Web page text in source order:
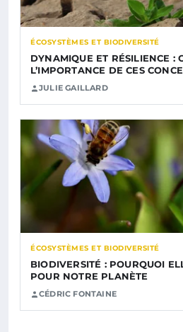
ÉCOSYSTÈMES ET BIODIVERSITÉ
DYNAMIQUE ET RÉSILIENCE :
L’IMPORTANCE DE CES
JULIE GAILLARD
ÉCOSYSTÈMES ET BIODIVERSITÉ
BIODIVERSITÉ : POURQUOI
POUR NOTRE PLANÈTE
CÉDRIC FONTAINE